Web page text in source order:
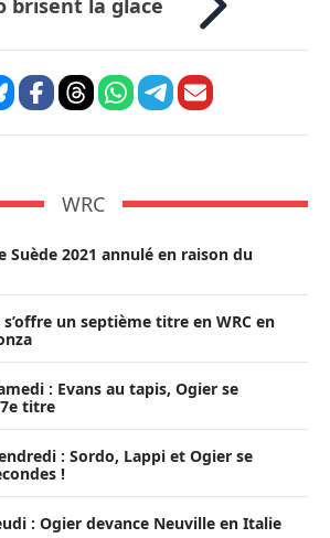
brisent la glace
WRC
Suède 2021 annulé en raison du
un septième titre en WRC en
: Evans au tapis, Ogier se
titre
: Sordo, Lappi et Ogier se
!
: Ogier devance Neuville en Italie